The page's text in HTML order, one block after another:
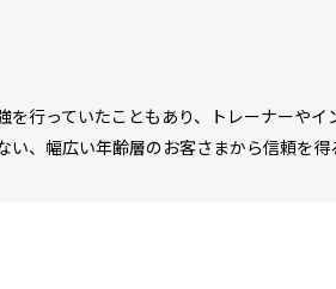
行っていたこともあり、トレーナーやイ
、幅広い年齢層のお客さまから信頼を得